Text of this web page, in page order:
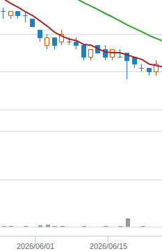
2026/06/01 2026/06/15